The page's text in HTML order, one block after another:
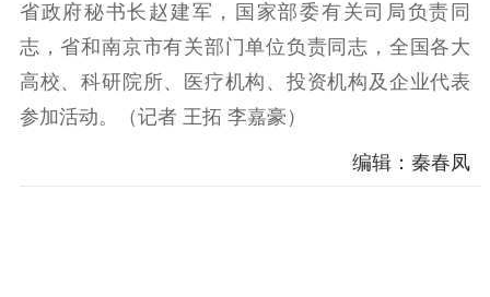
数据资源
公共服务
新时代公民素养
新闻出版
省政府秘书长赵建军，国家部委有关司局负责同
志，省和南京市有关部门单位负责同志，全国各大
高校、科研院所、医疗机构、投资机构及企业代表
参加活动。（记者 王拓 李嘉豪）
编辑：秦春凤